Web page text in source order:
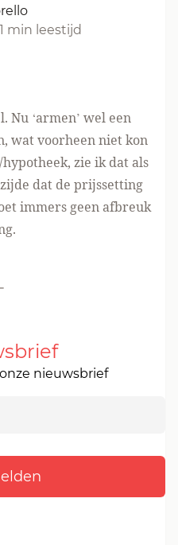
1 min leestijd
‘armen’ wel een
wat voorheen niet kon
zie ik dat als
dat de prijssetting
immers geen afbreuk
nieuwsbrief